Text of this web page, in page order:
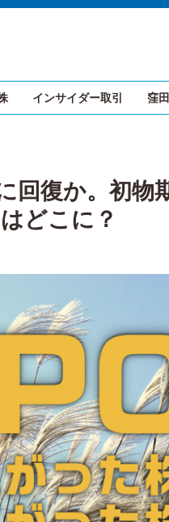
インサイダー取引 窪
回復か。初物
どこに？